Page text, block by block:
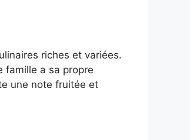
riches et variées.
famille a sa propre
une note fruitée et